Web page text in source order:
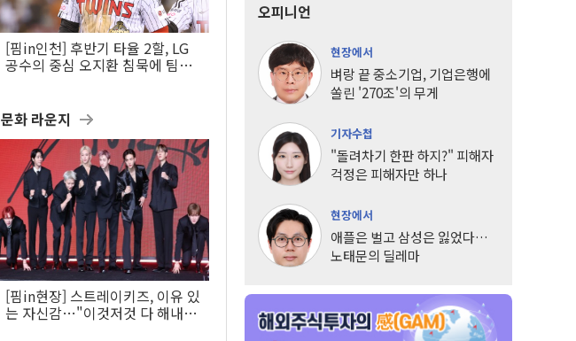
[핌in인천] 후반기 타율 2할, LG
공수의 중심 오지환 침묵에 팀도
문화 라운지
[핌in현장] 스트레이키즈, 이유 있
는 자신감…"이것저것 다 해내는
오피니언
현장에서
벼랑 끝 중소기업, 기업은행에
쏠린 '270조'의 무게
기자수첩
"돌려차기 한판 하지?" 피해자
걱정은 피해자만 하나
현장에서
애플은 벌고 삼성은 잃었다…
노태문의 딜레마